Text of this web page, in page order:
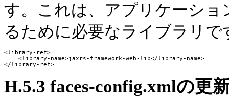
す。これは、アプリケーショ
るために必要なライブラリで
<library-ref>
    <library-name>jaxrs-framework-web-lib</library-name>
H.5.3 faces-config.xmlの更